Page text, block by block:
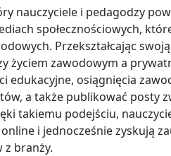
nauczyciele i pedagodzy
społecznościowych,
Przekształcając
życiem zawodowym a
edukacyjne, osiągnięcia
a także publikować posty
takiemu podejściu,
i jednocześnie zyskują
branży.